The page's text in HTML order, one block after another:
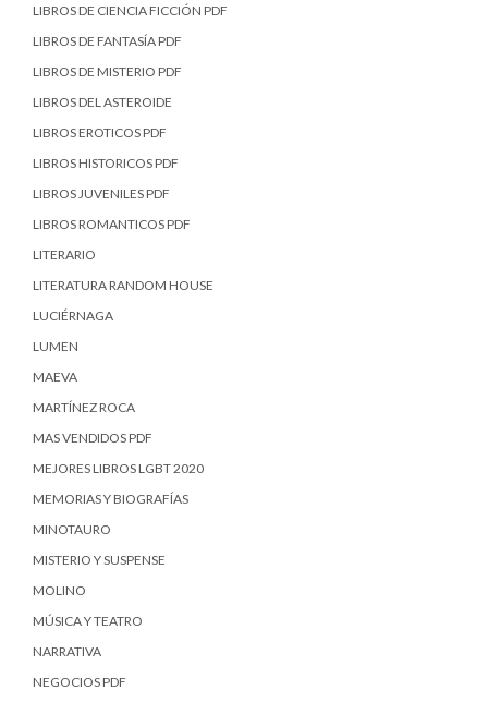
LIBROS DE CIENCIA FICCIÓN PDF
LIBROS DE FANTASÍA PDF
LIBROS DE MISTERIO PDF
LIBROS DEL ASTEROIDE
LIBROS EROTICOS PDF
LIBROS HISTORICOS PDF
LIBROS JUVENILES PDF
LIBROS ROMANTICOS PDF
LITERARIO
LITERATURA RANDOM HOUSE
LUCIÉRNAGA
LUMEN
MAEVA
MARTÍNEZ ROCA
MAS VENDIDOS PDF
MEJORES LIBROS LGBT 2020
MEMORIAS Y BIOGRAFÍAS
MINOTAURO
MISTERIO Y SUSPENSE
MOLINO
MÚSICA Y TEATRO
NARRATIVA
NEGOCIOS PDF